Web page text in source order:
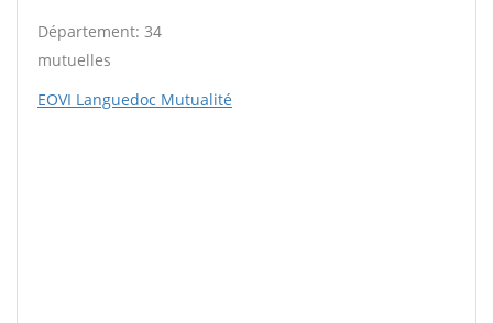
Département: 34
mutuelles
EOVI Languedoc Mutualité